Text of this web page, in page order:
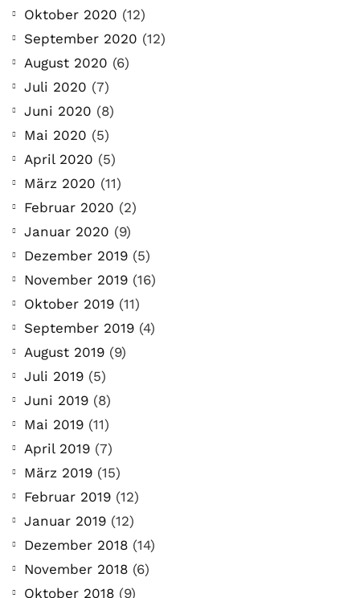
Oktober 2020 (12)
September 2020 (12)
August 2020 (6)
Juli 2020 (7)
Juni 2020 (8)
Mai 2020 (5)
April 2020 (5)
März 2020 (11)
Februar 2020 (2)
Januar 2020 (9)
Dezember 2019 (5)
November 2019 (16)
Oktober 2019 (11)
September 2019 (4)
August 2019 (9)
Juli 2019 (5)
Juni 2019 (8)
Mai 2019 (11)
April 2019 (7)
März 2019 (15)
Februar 2019 (12)
Januar 2019 (12)
Dezember 2018 (14)
November 2018 (6)
Oktober 2018 (9)